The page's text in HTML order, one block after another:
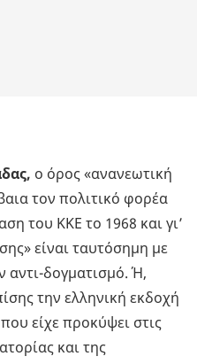
ο όρος «ανανεωτική
τον πολιτικό φορέα
του ΚΚΕ το 1968 και γι’
είναι ταυτόσημη με
αντι-δογματισμό. Ή,
την ελληνική εκδοχή
είχε προκύψει στις
και της